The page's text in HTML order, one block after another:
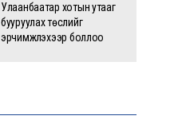
Улаанбаатар хотын утааг
бууруулах төслийг
эрчимжүүлэхээр боллоо
бүртгэл өмнөх оноос 1.3